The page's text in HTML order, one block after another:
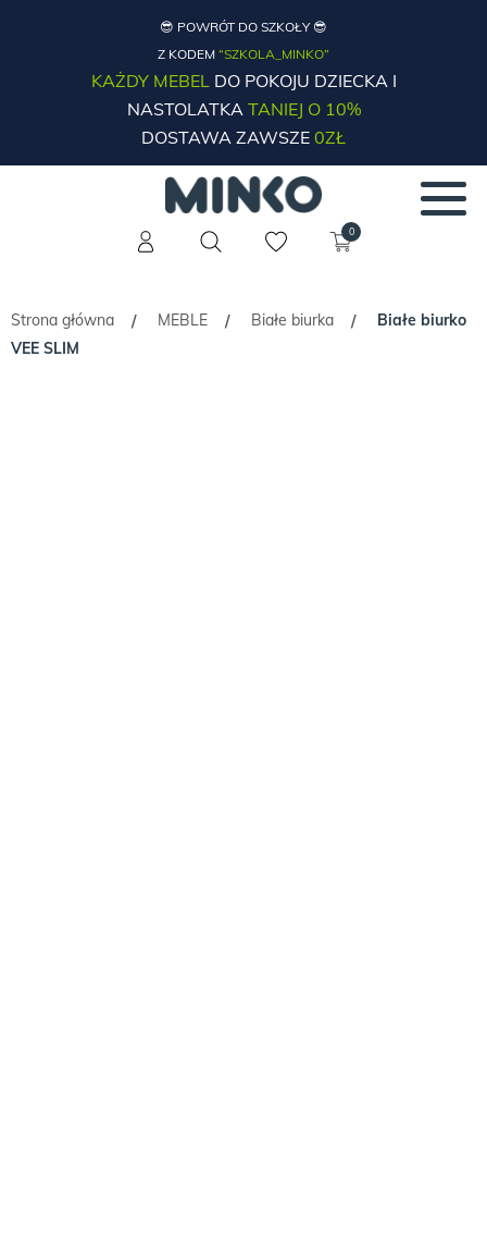
😎 POWRÓT DO SZKOŁY 😎
Z KODEM “SZKOLA_MINKO”
KAŻDY MEBELDO POKOJU DZIECKA I
NASTOLATKATANIEJ O 10%
DOSTAWA ZAWSZE 0ZŁ
0
Strona główna / MEBLE / Białe biurka /
Białe biurko
VEE SLIM